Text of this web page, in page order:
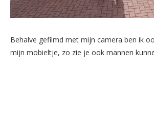
Behalve gefilmd met mijn camera ben ik
mijn mobieltje, zo zie je ook mannen